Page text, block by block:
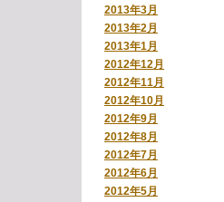
2013年3月
2013年2月
2013年1月
2012年12月
2012年11月
2012年10月
2012年9月
2012年8月
2012年7月
2012年6月
2012年5月